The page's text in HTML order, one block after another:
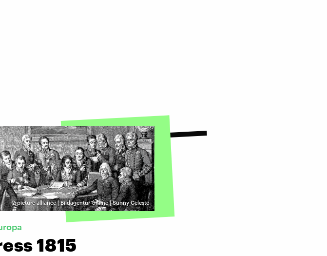
©picture alliance | Bildagentur-online | Sunny Celeste
1815